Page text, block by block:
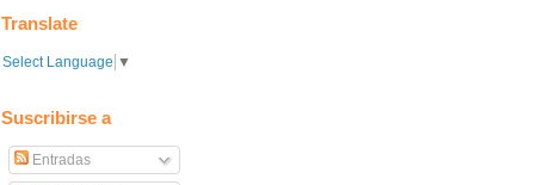
Translate
Select Language ▼
Suscribirse a
Entradas